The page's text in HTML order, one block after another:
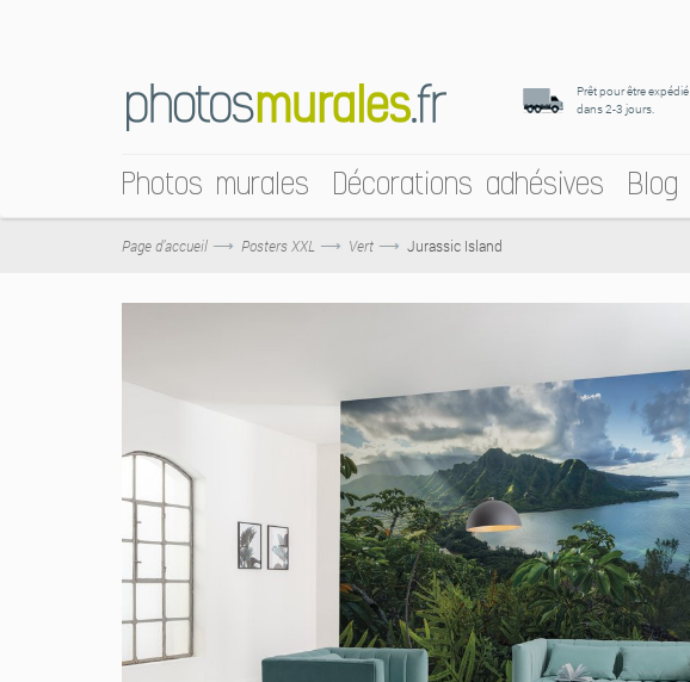
Prêt pour être expédié
dans 2-3 jours.
Photos murales Décorations adhésives Blog
Page d’accueil Posters XXL Vert Jurassic Island